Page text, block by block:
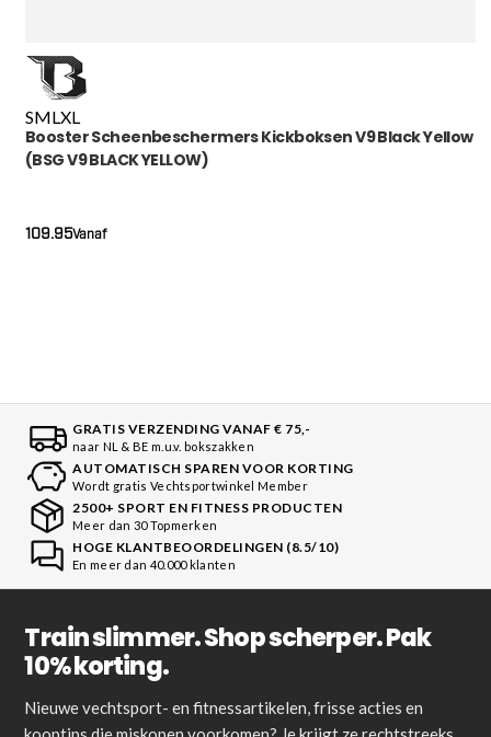
SMLXL
Booster Scheenbeschermers Kickboksen V9 Black Yellow
(BSG V9 BLACK YELLOW)
Vanaf
109.95
GRATIS VERZENDING VANAF € 75,-
naar NL & BE m.u.v. bokszakken
AUTOMATISCH SPAREN VOOR KORTING
Wordt gratis Vechtsportwinkel Member
2500+ SPORT EN FITNESS PRODUCTEN
Meer dan 30 Topmerken
HOGE KLANTBEOORDELINGEN (8.5/10)
En meer dan 40.000 klanten
Train slimmer. Shop scherper. Pak
10% korting.
Nieuwe vechtsport- en fitnessartikelen, frisse acties en